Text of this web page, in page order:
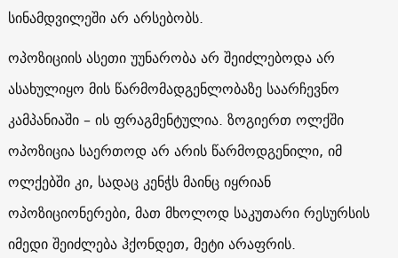
სინამდვილეში არ არსებობს.
ოპოზიციის ასეთი უუნარობა არ შეიძლებოდა არ
ასახულიყო მის წარმომადგენლობაზე საარჩევნო
კამპანიაში – ის ფრაგმენტულია. ზოგიერთ ოლქში
ოპოზიცია საერთოდ არ არის წარმოდგენილი, იმ
ოლქებში კი, სადაც კენჭს მაინც იყრიან
ოპოზიციონერები, მათ მხოლოდ საკუთარი რესურსის
იმედი შეიძლება ჰქონდეთ, მეტი არაფრის.